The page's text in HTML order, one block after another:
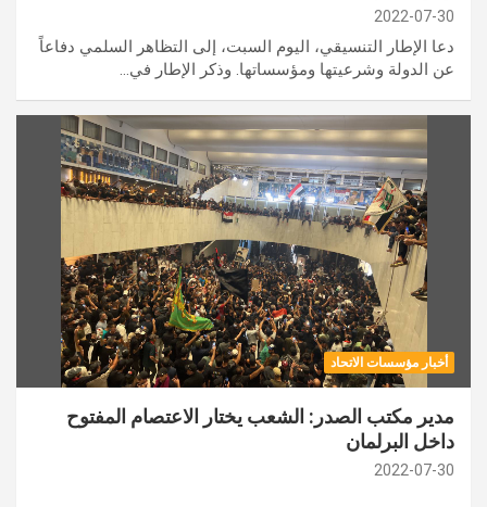
2022-07-30
دعا الإطار التنسيقي، اليوم السبت، إلى التظاهر السلمي دفاعاً
عن الدولة وشرعيتها ومؤسساتها. وذكر الإطار في…
أخبار مؤسسات الاتحاد
مدير مكتب الصدر: الشعب يختار الاعتصام المفتوح
داخل البرلمان
2022-07-30